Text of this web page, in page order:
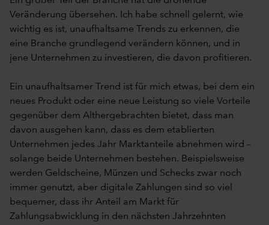
Veränderung übersehen. Ich habe schnell gelernt, wie
wichtig es ist, unaufhaltsame Trends zu erkennen, die
eine Branche grundlegend verändern können, und in
jene Unternehmen zu investieren, die davon profitieren.
Ein unaufhaltsamer Trend ist für mich etwas, bei dem ein
neues Produkt oder eine neue Leistung so viele Vorteile
gegenüber dem Althergebrachten bietet, dass man
davon ausgehen kann, dass es dem etablierten
Unternehmen jedes Jahr Marktanteile abnehmen wird –
solange beide Unternehmen bestehen. Beispielsweise
werden Geldscheine, Münzen und Schecks zwar noch
immer genutzt, aber digitale Zahlungen sind so viel
bequemer, dass ihr Anteil am Markt für
Zahlungsabwicklung in den nächsten Jahrzehnten